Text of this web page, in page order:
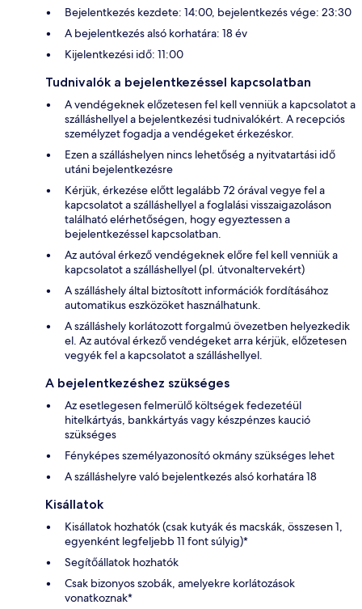
Bejelentkezés kezdete: 14:00, bejelentkezés vége: 23:30
A bejelentkezés alsó korhatára: 18 év
Kijelentkezési idő: 11:00
Tudnivalók a bejelentkezéssel kapcsolatban
A vendégeknek előzetesen fel kell venniük a kapcsolatot a
szálláshellyel a bejelentkezési tudnivalókért. A recepciós
személyzet fogadja a vendégeket érkezéskor.
Ezen a szálláshelyen nincs lehetőség a nyitvatartási idő
utáni bejelentkezésre
Kérjük, érkezése előtt legalább 72 órával vegye fel a
kapcsolatot a szálláshellyel a foglalási visszaigazoláson
található elérhetőségen, hogy egyeztessen a
bejelentkezéssel kapcsolatban.
Az autóval érkező vendégeknek előre fel kell venniük a
kapcsolatot a szálláshellyel (pl. útvonaltervekért)
A szálláshely által biztosított információk fordításához
automatikus eszközöket használhatunk.
A szálláshely korlátozott forgalmú övezetben helyezkedik
el. Az autóval érkező vendégeket arra kérjük, előzetesen
vegyék fel a kapcsolatot a szálláshellyel.
A bejelentkezéshez szükséges
Az esetlegesen felmerülő költségek fedezetéül
hitelkártyás, bankkártyás vagy készpénzes kaució
szükséges
Fényképes személyazonosító okmány szükséges lehet
A szálláshelyre való bejelentkezés alsó korhatára 18
Kisállatok
Kisállatok hozhatók (csak kutyák és macskák, összesen 1,
egyenként legfeljebb 11 font súlyig)*
Segítőállatok hozhatók
Csak bizonyos szobák, amelyekre korlátozások
vonatkoznak*